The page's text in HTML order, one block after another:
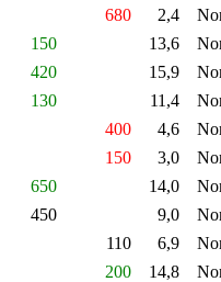
680 2,4
150 13,6
420 15,9
130 11,4
400 4,6
150 3,0
650 14,0
450 9,0
110 6,9
200 14,8